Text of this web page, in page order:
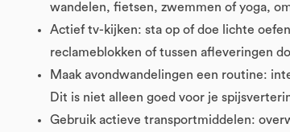
wandelen, fietsen, zwemmen of yoga,
Actief tv-kijken: sta op of doe lichte
reclameblokken of tussen afleveringen
Maak avondwandelingen een routine:
Dit is niet alleen goed voor je
Gebruik actieve transportmiddelen: